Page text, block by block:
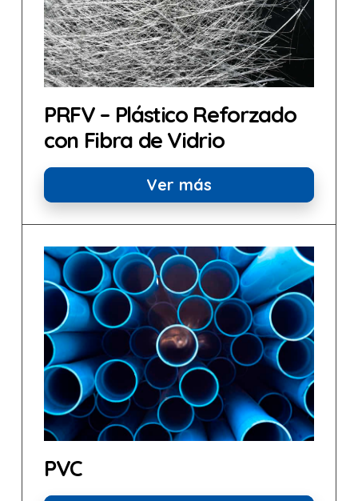
PRFV – Plástico Reforzado
con Fibra de Vidrio
Ver más
PVC